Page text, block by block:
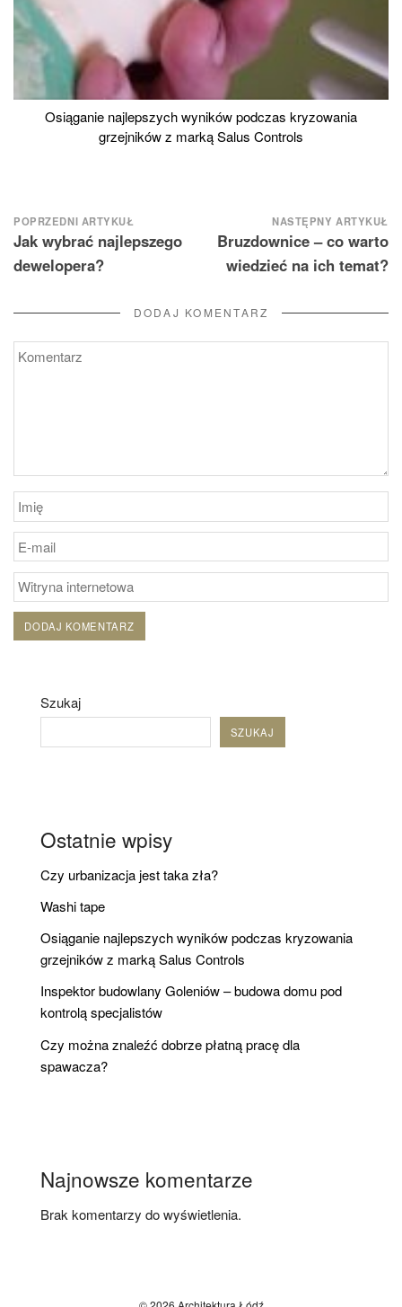
Osiąganie najlepszych wyników podczas kryzowania
grzejników z marką Salus Controls
Nawigacja
wpisu
POPRZEDNI ARTYKUŁ
Jak wybrać najlepszego
dewelopera?
NASTĘPNY ARTYKUŁ
Bruzdownice – co warto
wiedzieć na ich temat?
DODAJ KOMENTARZ
Szukaj
SZUKAJ
Ostatnie wpisy
Czy urbanizacja jest taka zła?
Washi tape
Osiąganie najlepszych wyników podczas kryzowania
grzejników z marką Salus Controls
Inspektor budowlany Goleniów – budowa domu pod
kontrolą specjalistów
Czy można znaleźć dobrze płatną pracę dla
spawacza?
Najnowsze komentarze
Brak komentarzy do wyświetlenia.